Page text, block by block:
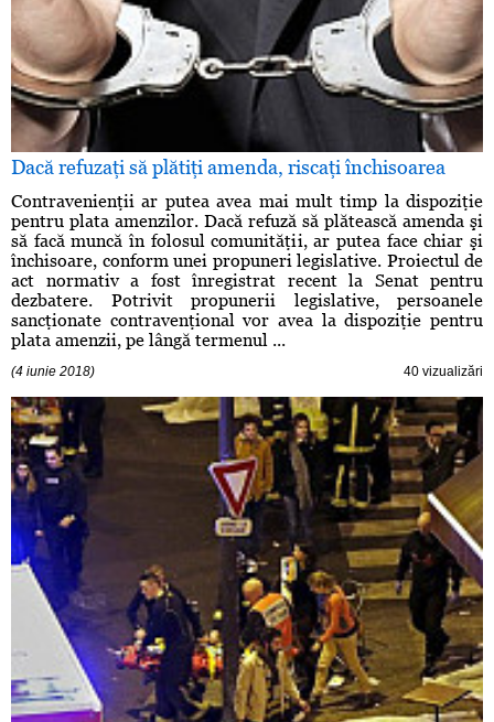
Dacă refuzaţi să plătiţi amenda, riscaţi închisoarea
Contravenienţii ar putea avea mai mult timp la dispoziţie
pentru plata amenzilor. Dacă refuză să plătească amenda şi
să facă muncă în folosul comunităţii, ar putea face chiar şi
închisoare, conform unei propuneri legislative. Proiectul de
act normativ a fost înregistrat recent la Senat pentru
dezbatere. Potrivit propunerii legislative, persoanele
sancţionate contravenţional vor avea la dispoziţie pentru
plata amenzii, pe lângă termenul ...
(4 iunie 2018) 40 vizualizări